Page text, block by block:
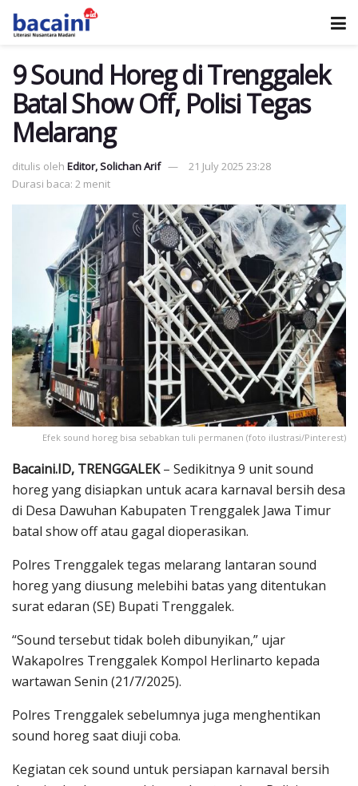
9 Sound Horeg di Trenggalek
Batal Show Off, Polisi Tegas
Melarang
ditulis oleh Editor, Solichan Arif
21 July 2025 23:28
Durasi baca: 2 menit
Efek sound horeg bisa sebabkan tuli permanen (foto ilustrasi/Pinterest)
Bacaini.ID, TRENGGALEK– Sedikitnya 9 unit sound
horeg yang disiapkan untuk acara karnaval bersih desa
di Desa Dawuhan Kabupaten Trenggalek Jawa Timur
batal show off atau gagal dioperasikan.
Polres Trenggalek tegas melarang lantaran sound
horeg yang diusung melebihi batas yang ditentukan
surat edaran (SE) Bupati Trenggalek.
“Sound tersebut tidak boleh dibunyikan,” ujar
Wakapolres Trenggalek Kompol Herlinarto kepada
wartawan Senin (21/7/2025).
Polres Trenggalek sebelumnya juga menghentikan
sound horeg saat diuji coba.
Kegiatan cek sound untuk persiapan karnaval bersih